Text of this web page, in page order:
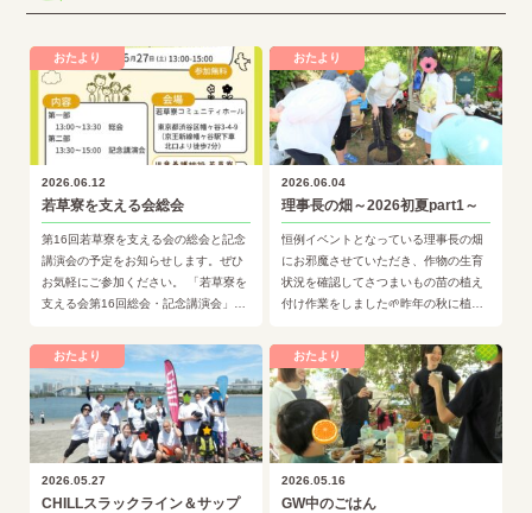
おたより
2026.06.12
若草寮を支える会総会
第16回若草寮を支える会の総会と記念
講演会の予定をお知らせします。ぜひ
お気軽にご参加ください。 「若草寮を
支える会第16回総会・記念講演会」令
費：…
おたより
2026.06.04
理事長の畑～2026初夏part1～
恒例イベントとなっている理事長の畑
にお邪魔させていただき、作物の生育
状況を確認してさつまいもの苗の植え
付け作業をしました🌱昨年の秋に植え
大きく成長しました。まだ収穫に…
おたより
2026.05.27
CHILLスラックライン＆サップ
おたより
2026.05.16
GW中のごはん